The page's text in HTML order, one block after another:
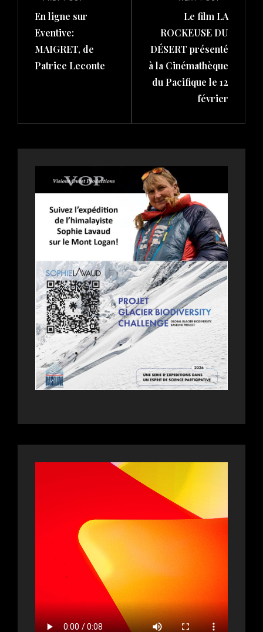
Post
En ligne sur
Eventive:
MAIGRET, de
Patrice Leconte
Le film LA
ROCKEUSE DU
DÉSERT présenté
à la Cinémathèque
du Pacifique le 12
février